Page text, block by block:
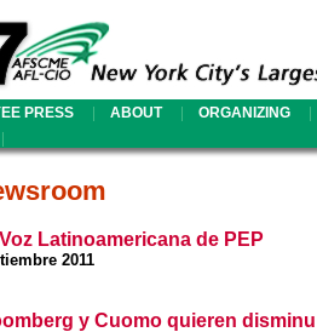
PRESS | ABOUT | ORGANIZING
|
|
Latinoamericana de PEP
2011
y Cuomo quieren